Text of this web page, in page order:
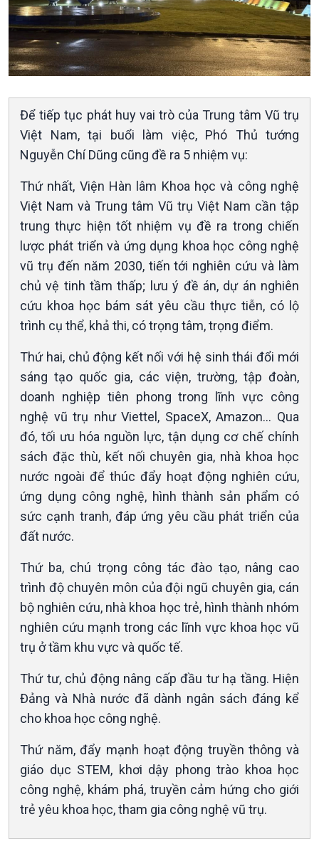
Tin Văn hoá & Du lịch
Chát với người nổi tiếng
Câu chuyện Thể thao
Ảnh
Video
Infographic
E-Magazine
Podcast
Góc nhìn VOV1
Bình luận
10 phút Sự kiện - Luận bàn
Câu chuyện thời sự
Dòng chảy sự kiện
Diễn đàn chủ nhật
Chuyện đêm
Để tiếp tục phát huy vai trò của Trung tâm Vũ trụ
Việt Nam, tại buổi làm việc, Phó Thủ tướng
Nguyễn Chí Dũng cũng đề ra 5 nhiệm vụ:
Thứ nhất, Viện Hàn lâm Khoa học và công nghệ
Việt Nam và Trung tâm Vũ trụ Việt Nam cần tập
trung thực hiện tốt nhiệm vụ đề ra trong chiến
lược phát triển và ứng dụng khoa học công nghệ
vũ trụ đến năm 2030, tiến tới nghiên cứu và làm
chủ vệ tinh tầm thấp; lưu ý đề án, dự án nghiên
cứu khoa học bám sát yêu cầu thực tiễn, có lộ
trình cụ thể, khả thi, có trọng tâm, trọng điểm.
Thứ hai, chủ động kết nối với hệ sinh thái đổi mới
sáng tạo quốc gia, các viện, trường, tập đoàn,
doanh nghiệp tiên phong trong lĩnh vực công
nghệ vũ trụ như Viettel, SpaceX, Amazon… Qua
đó, tối ưu hóa nguồn lực, tận dụng cơ chế chính
sách đặc thù, kết nối chuyên gia, nhà khoa học
nước ngoài để thúc đẩy hoạt động nghiên cứu,
ứng dụng công nghệ, hình thành sản phẩm có
sức cạnh tranh, đáp ứng yêu cầu phát triển của
đất nước.
Thứ ba, chú trọng công tác đào tạo, nâng cao
trình độ chuyên môn của đội ngũ chuyên gia, cán
bộ nghiên cứu, nhà khoa học trẻ, hình thành nhóm
nghiên cứu mạnh trong các lĩnh vực khoa học vũ
trụ ở tầm khu vực và quốc tế.
Thứ tư, chủ động nâng cấp đầu tư hạ tầng. Hiện
Đảng và Nhà nước đã dành ngân sách đáng kể
cho khoa học công nghệ.
Thứ năm, đẩy mạnh hoạt động truyền thông và
giáo dục STEM, khơi dậy phong trào khoa học
công nghệ, khám phá, truyền cảm hứng cho giới
trẻ yêu khoa học, tham gia công nghệ vũ trụ.